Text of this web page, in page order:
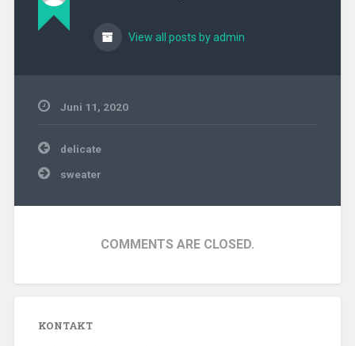
View all posts by admin
Juni 11, 2020
Beitragsnavigation
delicate
sweater
COMMENTS ARE CLOSED.
KONTAKT